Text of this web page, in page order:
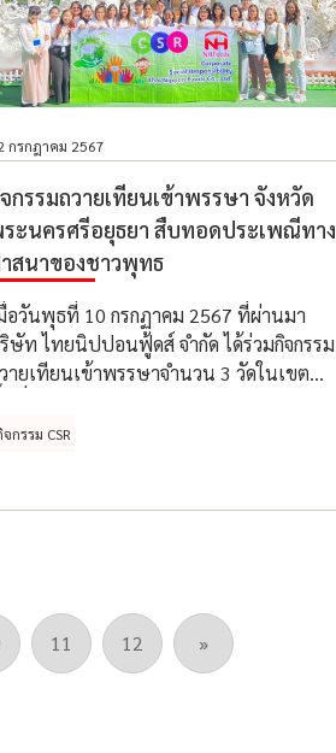
กรกฎาคม 2567
กรรมถวายเทียนเข้าพรรษา จังหวัด
ะนครศรีอยุธยา สืบทอดประเพณีทาง
สนาของชาวพุทธ
อวันพุธที่ 10 กรกฏาคม 2567 ที่ผ่านมา
ษัท ไทยนิปปอนฟู้ดส์ จำกัด ได้ร่วมกิจกรรม
ายเทียนเข้าพรรษาจำนวน 3 วัดในเขต
นทราราม วัดแม่นางปลื้ม และวัดสามวิหาร
รงการนี้เพื่อเป็นการอนุรักษ์ไว้ซึ่งขนม
พันธ์ที่ดีระหว่างพนักงาน และชุมชน
กรรม CSR
11 12 »